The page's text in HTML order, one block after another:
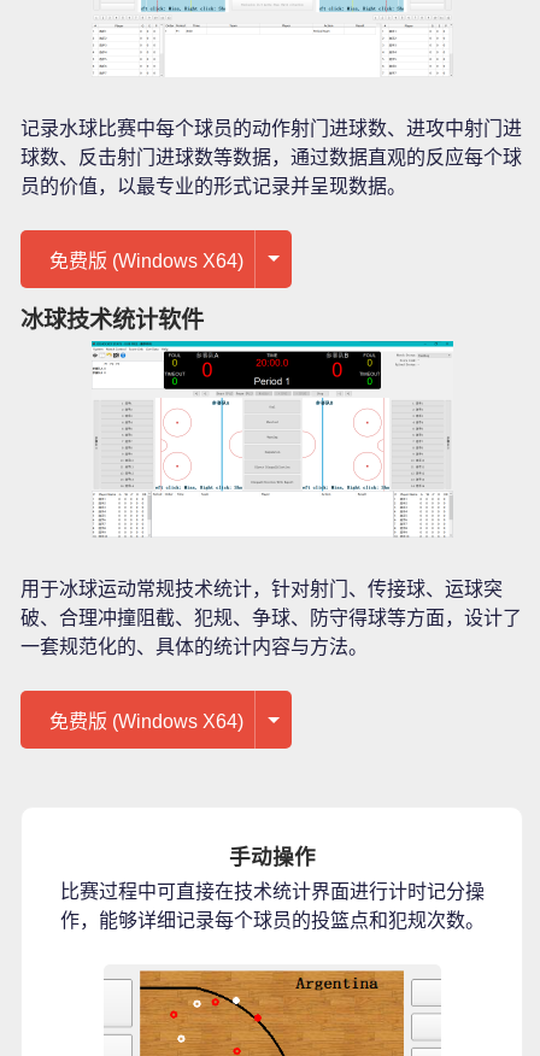
记录水球比赛中每个球员的动作射门进球数、进攻中射门进
球数、反击射门进球数等数据，通过数据直观的反应每个球
员的价值，以最专业的形式记录并呈现数据。
免费版 (Windows X64)
冰球技术统计软件
用于冰球运动常规技术统计，针对射门、传接球、运球突
破、合理冲撞阻截、犯规、争球、防守得球等方面，设计了
一套规范化的、具体的统计内容与方法。
免费版 (Windows X64)
手动操作
比赛过程中可直接在技术统计界面进行计时记分操
作，能够详细记录每个球员的投篮点和犯规次数。